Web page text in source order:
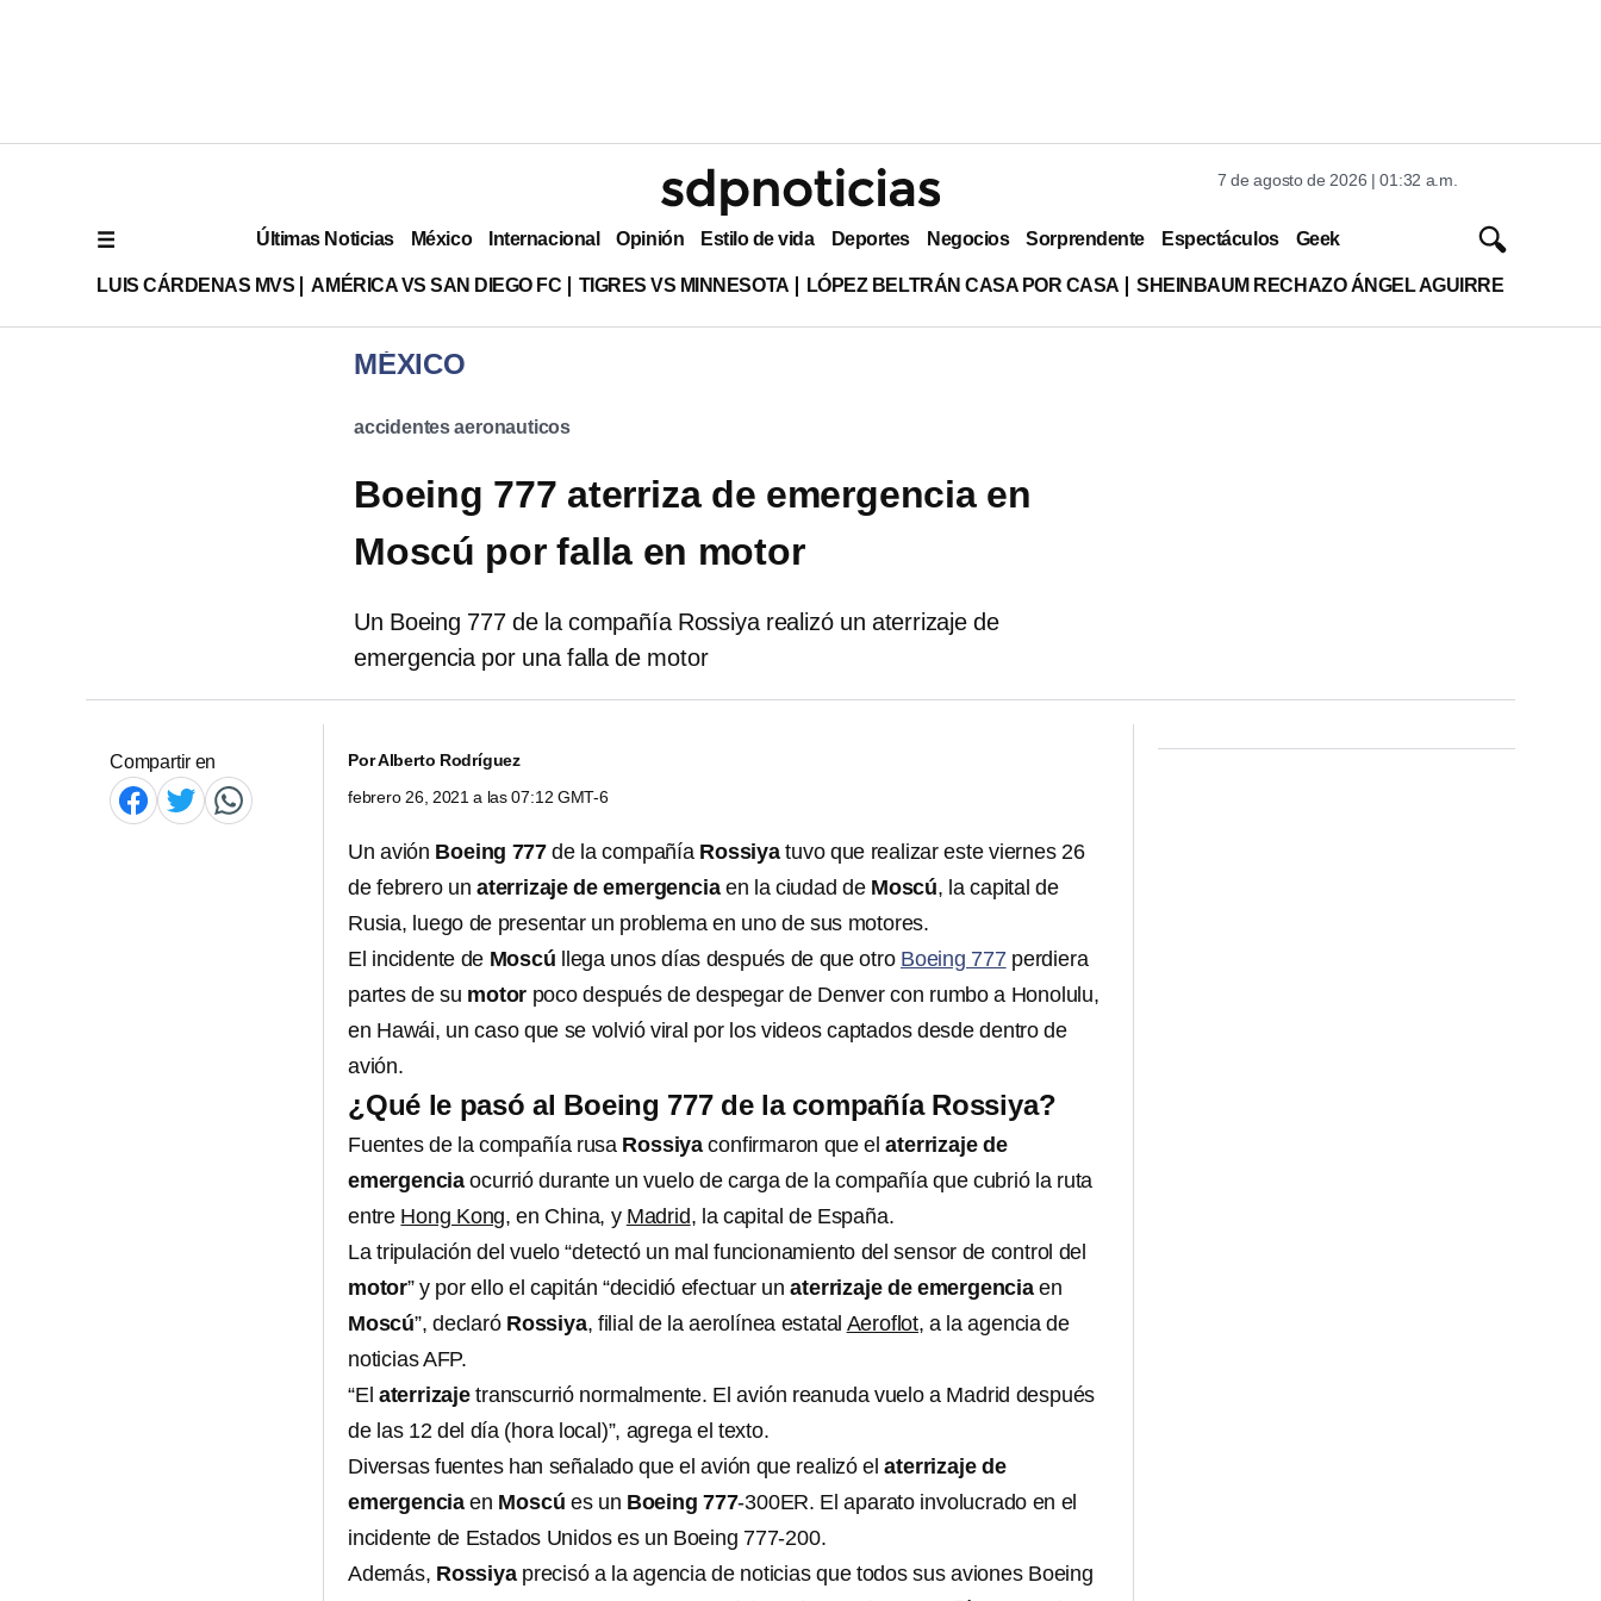
7 de agosto de 2026 | 01:32 a.m.
Últimas Noticias México Internacional Opinión Estilo de vida Deportes Negocios Sorprendente Espectáculos Geek
LUIS CÁRDENAS MVS AMÉRICA VS SAN DIEGO FC TIGRES VS MINNESOTA LÓPEZ BELTRÁN CASA POR CASA SHEINBAUM RECHAZO ÁNGEL AGUIRRE
MÉXICO
accidentes aeronauticos
Boeing 777 aterriza de emergencia en
Moscú por falla en motor
Un Boeing 777 de la compañía Rossiya realizó un aterrizaje de
emergencia por una falla de motor
Compartir en PorAlberto Rodríguez
febrero 26, 2021 a las 07:12 GMT-6
Un avión Boeing 777 de la compañía Rossiyatuvo que realizar este viernes 26
de febrero unaterrizaje de emergenciaen la ciudad de Moscú, la capital de
Rusia, luego de presentar un problema en uno de sus motores.
El incidente de Moscú llega unos días después de que otro Boeing 777 perdiera
partes de su motor poco después de despegar de Denver con rumbo a Honolulu,
en Hawái, un caso que se volvió viral por los videos captados desde dentro de
avión.
¿Qué le pasó al Boeing 777 de la compañía Rossiya?
Fuentes de la compañía rusa Rossiya confirmaron que elaterrizaje de
emergencia ocurrió durante un vuelo de carga de la compañía que cubrió la ruta
entre Hong Kong, en China, y Madrid, la capital de España.
La tripulación del vuelo “detectó un mal funcionamiento del sensor de control del
motor” y por ello el capitán “decidió efectuar unaterrizaje de emergenciaen
Moscú”, declaró Rossiya, filial de la aerolínea estatal Aeroflot, a la agencia de
noticias AFP.
“El aterrizajetranscurrió normalmente. El avión reanuda vuelo a Madrid después
de las 12 del día (hora local)”, agrega el texto.
Diversas fuentes han señalado que el avión que realizó elaterrizaje de
emergencia en Moscú es un Boeing 777-300ER. El aparato involucrado en el
incidente de Estados Unidos es un Boeing 777-200.
Además, Rossiyaprecisó a la agencia de noticias que todos sus aviones Boeing